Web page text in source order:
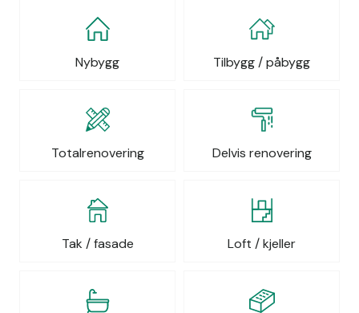
Nybygg Tilbygg / påbygg
Totalrenovering Delvis renovering
Tak / fasade Loft / kjeller